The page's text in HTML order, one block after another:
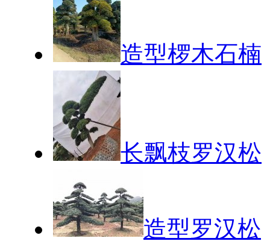
造型椤木石楠
长飘枝罗汉松
造型罗汉松